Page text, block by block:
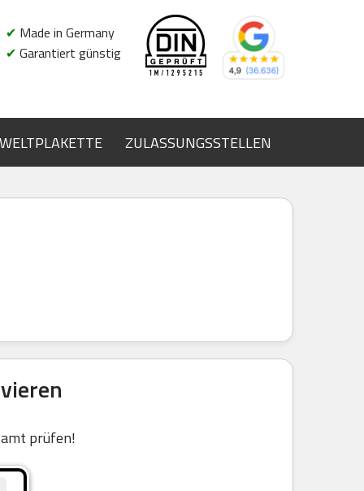
✔ Made in Germany
✔ Garantiert günstig
ZULASSUNGSSTELLEN
prüfen!